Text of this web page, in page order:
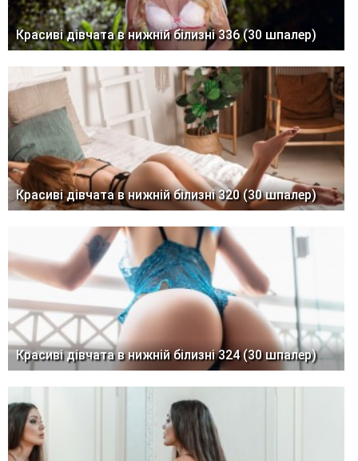
Красиві дівчата в нижній білизні 336 (30 шпалер)
Красиві дівчата в нижній білизні 320 (30 шпалер)
Красиві дівчата в нижній білизні 324 (30 шпалер)